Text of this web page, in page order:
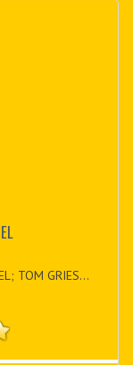
TOM GRIES...